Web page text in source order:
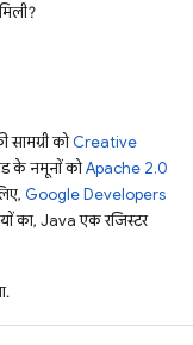
कोCreative
के नमूनों कोApache 2.0
Google Developers
का, Java एक रजिस्टर